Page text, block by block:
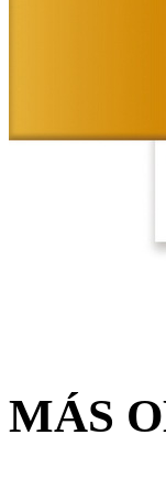
MÁS